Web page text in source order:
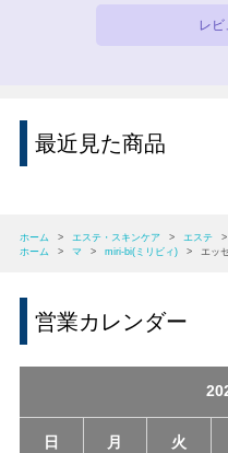
レビ
最近見た商品
ホーム > エステ・スキンケア > エステ >
ホーム
> マ > miri-bi(ミリビィ) > エッ
営業カレンダー
日 月 火